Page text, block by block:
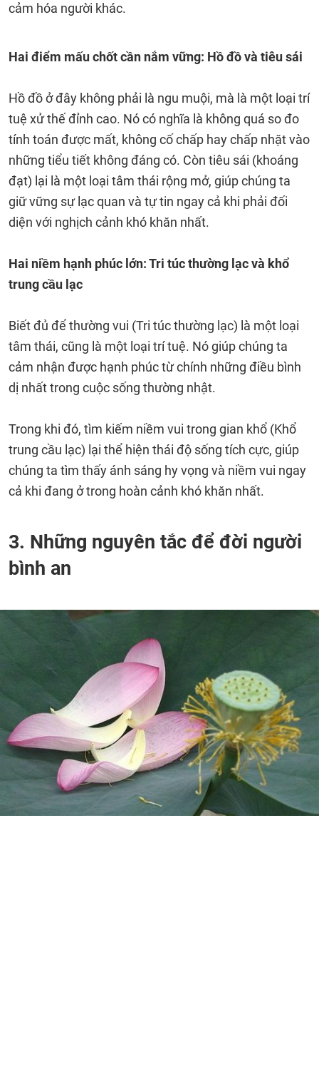
cảm hóa người khác.
Hai điểm mấu chốt cần nắm vững: Hồ đồ và tiêu sái
Hồ đồ ở đây không phải là ngu muội, mà là một loại trí
tuệ xử thế đỉnh cao. Nó có nghĩa là không quá so đo
tính toán được mất, không cố chấp hay chấp nhặt vào
những tiểu tiết không đáng có. Còn tiêu sái (khoáng
đạt) lại là một loại tâm thái rộng mở, giúp chúng ta
giữ vững sự lạc quan và tự tin ngay cả khi phải đối
diện với nghịch cảnh khó khăn nhất.
Hai niềm hạnh phúc lớn: Tri túc thường lạc và khổ
trung cầu lạc
Biết đủ để thường vui (Tri túc thường lạc) là một loại
tâm thái, cũng là một loại trí tuệ. Nó giúp chúng ta
cảm nhận được hạnh phúc từ chính những điều bình
dị nhất trong cuộc sống thường nhật.
Trong khi đó, tìm kiếm niềm vui trong gian khổ (Khổ
trung cầu lạc) lại thể hiện thái độ sống tích cực, giúp
chúng ta tìm thấy ánh sáng hy vọng và niềm vui ngay
cả khi đang ở trong hoàn cảnh khó khăn nhất.
3. Những nguyên tắc để đời người
bình an